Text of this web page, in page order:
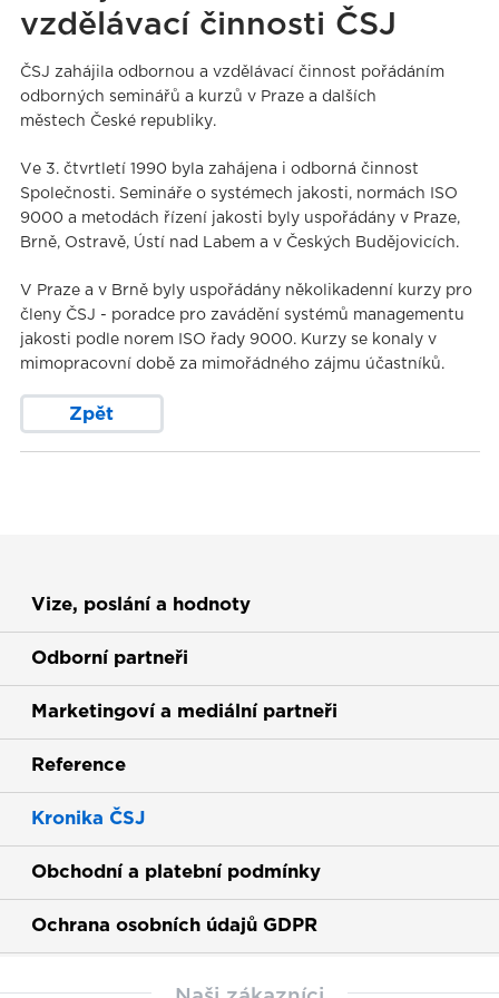
vzdělávací činnosti ČSJ
ČSJ zahájila odbornou a vzdělávací činnost pořádáním
odborných seminářů a kurzů v Praze a dalších
městech České republiky.
Ve 3. čtvrtletí 1990 byla zahájena i odborná činnost
Společnosti. Semináře o systémech jakosti, normách ISO
9000 a metodách řízení jakosti byly uspořádány v Praze,
Brně, Ostravě, Ústí nad Labem a v Českých Budějovicích.
V Praze a v Brně byly uspořádány několikadenní kurzy pro
členy ČSJ - poradce pro zavádění systémů managementu
jakosti podle norem ISO řady 9000. Kurzy se konaly v
mimopracovní době za mimořádného zájmu účastníků.
Zpět
Vize, poslání a hodnoty
Odborní partneři
Marketingoví a mediální partneři
Reference
Kronika ČSJ
Obchodní a platební podmínky
Ochrana osobních údajů GDPR